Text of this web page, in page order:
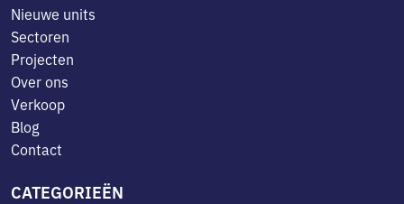
Nieuwe units
Sectoren
Projecten
Over ons
Verkoop
Blog
Contact
CATEGORIEËN